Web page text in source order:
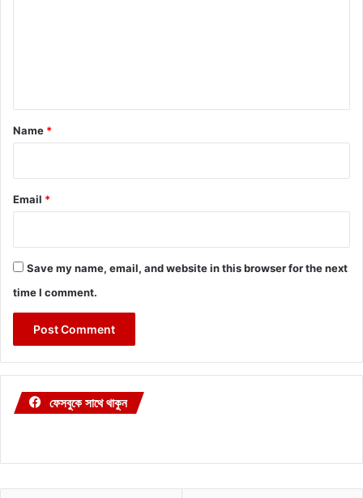
*
Name *
Email *
Save my name, email, and website in this browser for the next
time I comment.
ফেসবুকে সাথে থাকুন